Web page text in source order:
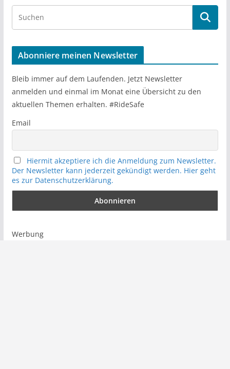
r
c
h
Abonniere meinen Newsletter
Bleib immer auf dem Laufenden. Jetzt Newsletter
anmelden und einmal im Monat eine Übersicht zu den
aktuellen Themen erhalten. #RideSafe
Email
Hiermit akzeptiere ich die Anmeldung zum Newsletter.
Der Newsletter kann jederzeit gekündigt werden. Hier geht
es zur Datenschutzerklärung.
Werbung